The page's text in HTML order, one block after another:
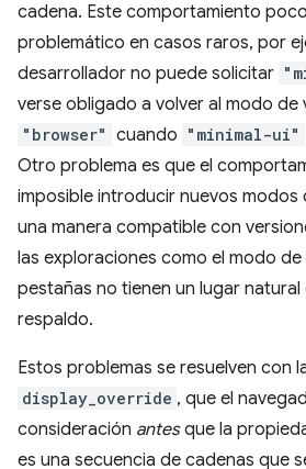
cadena. Este comportamiento
problemático en casos raros, por
desarrollador no puede solicitar
verse obligado a volver al modo de
"browser" cuando "minimal-ui"
Otro problema es que el
imposible introducir nuevos modos
una manera compatible con
las exploraciones como el modo
pestañas no tienen un lugar natural
respaldo.
Estos problemas se resuelven con
display_override , que el
consideración antesque la
es una secuencia de cadenas que